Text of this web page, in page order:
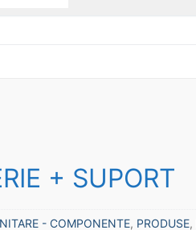
+ SUPORT
- COMPONENTE, PRODUSE,